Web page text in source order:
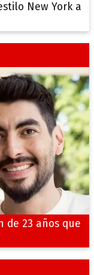
New York a
de 23 años que